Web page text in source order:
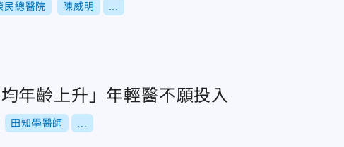
民總醫院 陳威明
年齡上升」年輕醫不願投入
田知學醫師